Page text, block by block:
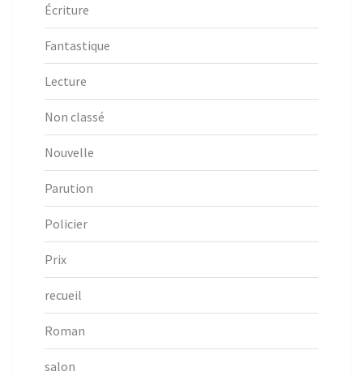
Écriture
Fantastique
Lecture
Non classé
Nouvelle
Parution
Policier
Prix
recueil
Roman
salon